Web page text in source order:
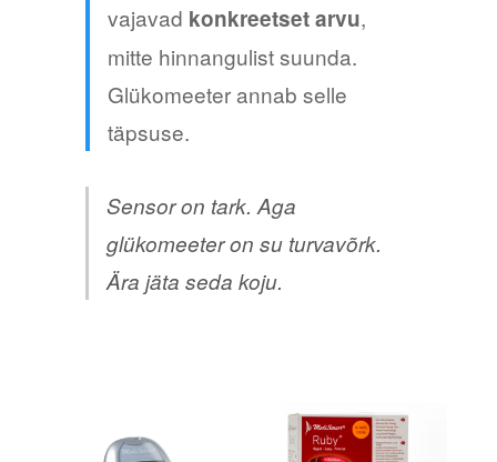
vajavad konkreetset arvu,
mitte hinnangulist suunda.
Glükomeeter annab selle
täpsuse.
Sensor on tark. Aga
glükomeeter on su turvavõrk.
Ära jäta seda koju.